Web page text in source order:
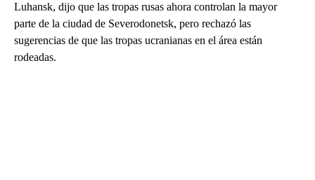
Luhansk, dijo que las tropas rusas ahora controlan la mayor
parte de la ciudad de Severodonetsk, pero rechazó las
sugerencias de que las tropas ucranianas en el área están
rodeadas.